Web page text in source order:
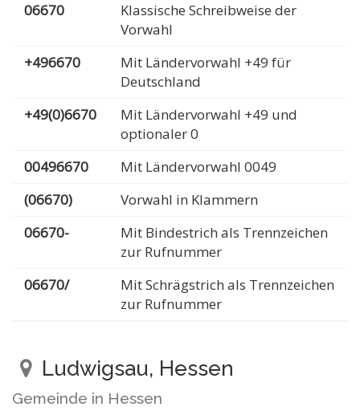
06670
Klassische Schreibweise der
Vorwahl
+496670
Mit Ländervorwahl +49 für
Deutschland
+49(0)6670
Mit Ländervorwahl +49 und
optionaler 0
00496670
Mit Ländervorwahl 0049
(06670)
Vorwahl in Klammern
06670-
Mit Bindestrich als Trennzeichen
zur Rufnummer
06670/
Mit Schrägstrich als Trennzeichen
zur Rufnummer
Ludwigsau, Hessen
Gemeinde in Hessen